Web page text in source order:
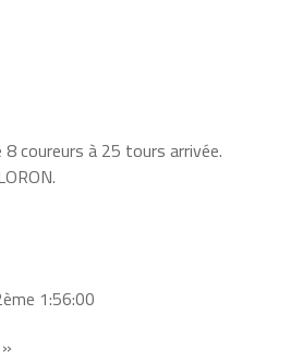
8 coureurs à 25 tours arrivée.
1:56:00